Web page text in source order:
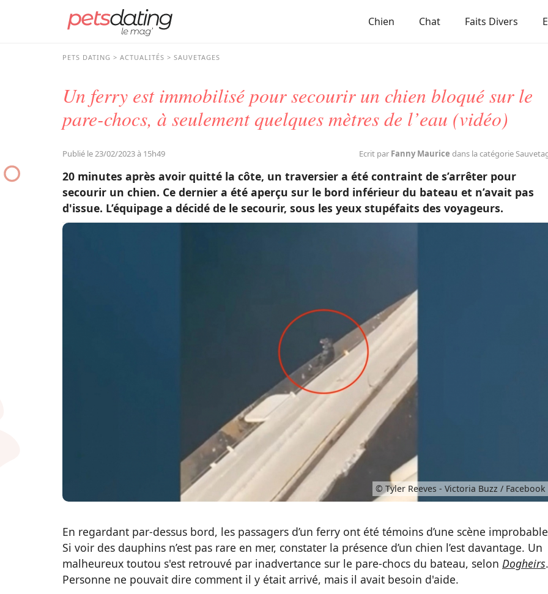
Chien Chat Faits Divers
PETS DATING ACTUALITÉS SAUVETAGES
Un ferry est immobilisé pour secourir un chien bloqué sur le
pare-chocs, à seulement quelques mètres de l’eau (vidéo)
Publié le 23/02/2023 à 15h49 Ecrit par Fanny Maurice dans la catégorie
20 minutes après avoir quitté la côte, un traversier a été contraint de s’arrêter pour
secourir un chien. Ce dernier a été aperçu sur le bord inférieur du bateau et n’avait pas
d'issue. L’équipage a décidé de le secourir, sous les yeux stupéfaits des voyageurs.
© Tyler Reeves - Victoria Buzz / Facebook
En regardant par-dessus bord, les passagers d’un ferry ont été témoins d’une scène
Si voir des dauphins n’est pas rare en mer, constater la présence d’un chien l’est davantage. Un
malheureux toutou s'est retrouvé par inadvertance sur le pare-chocs du bateau, selon Dogheirs.
Personne ne pouvait dire comment il y était arrivé, mais il avait besoin d'aide.